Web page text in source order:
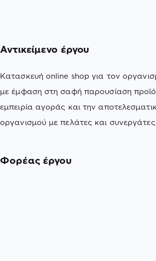
Αντικείμενο έργου
Κατασκευή online shop για τον
με έμφαση στη σαφή παρουσίαση
εμπειρία αγοράς και την
οργανισμού με πελάτες και
Φορέας έργου